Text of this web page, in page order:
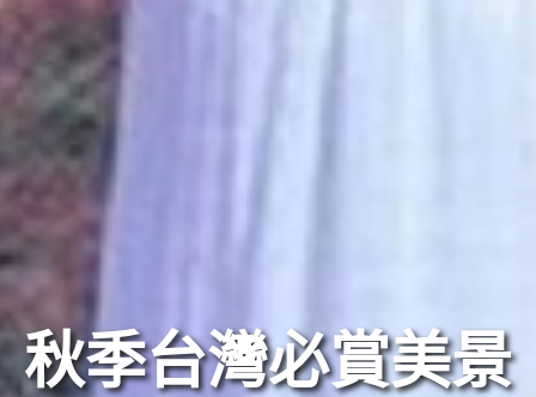
秋季台灣必賞美景